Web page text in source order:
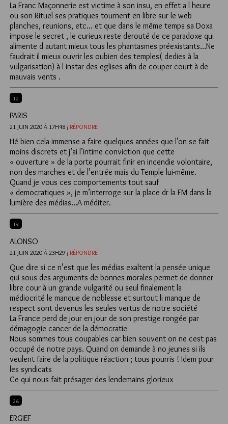
La Franc Maçonnerie est victime à son insu, en effet a l heure
ou son Rituel ses pratiques tournent en libre sur le web
planches, reunions, etc… et que dans le même temps sa Doxa
impose le secret , le curieux reste derouté de ce paradoxe qui
alimente d autant mieux tous les phantasmes préexistants…Ne
faudrait il mieux ouvrir les oubien des temples( dedies à la
vulgarisation) à l instar des eglises afin de couper court à de
mauvais vents .
12
PARIS
21 JUIN 2020 À 17H48 / RÉPONDRE
Hé bien cela immense a faire quelques années que l’on se fait
moins discrets et j’ai l’intime conviction que cette
« ouverture » de la porte pourrait finir en incendie volontaire,
non des marches et de l’entrée mais du Temple lui-même.
Quand je vous ces comportements tout sauf
« democratiques », je m’interroge sur la place dr la FM dans la
lumière des médias…A méditer.
19
ALONSO
21 JUIN 2020 À 23H29 / RÉPONDRE
Que dire si ce n’est que les médias exaltent la pensée unique
qui sous des arguments de bonnes morales permet de donner
libre cour à un grande vulgarité ou seul finalement la
médiocrité le manque de noblesse et surtout li manque de
respect sont devenus les seules vertus de notre société
La France perd de jour en jour de son prestige rongée par
démagogie cancer de la démocratie
Nous sommes tous coupables car bien souvent on ne cest pas
occupé de notre pays. Quand on demande à no jeunes si ils
veulent faire de la politique réaction ; tous pourris ! Idem pour
les syndicats
Ce qui nous fait présager des lendemains glorieux
26
ERGIEF